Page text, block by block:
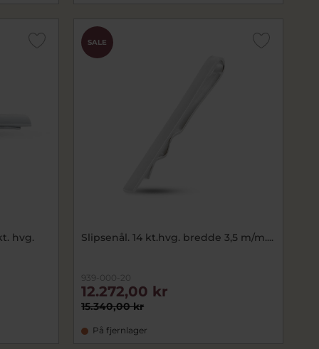
hvg.
SALE
Slipsenål. 14 kt.hvg. bredde 3,5 m/m....
939-000-20
15.340,00 kr
12.272,00 kr
På fjernlager